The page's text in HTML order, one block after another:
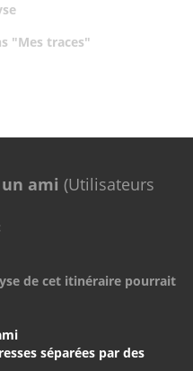
"Mes traces"
ami (Utilisateurs
de cet itinéraire pourrait
séparées par des